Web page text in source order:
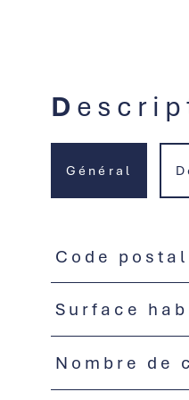
Général
Code postal
Surface
Nombre de